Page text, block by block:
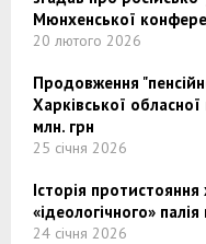
Мюнхенської
20 лютого 2026
Продовження
Харківської
млн. грн
25 січня 2026
Історія
«ідеологічного»
24 січня 2026